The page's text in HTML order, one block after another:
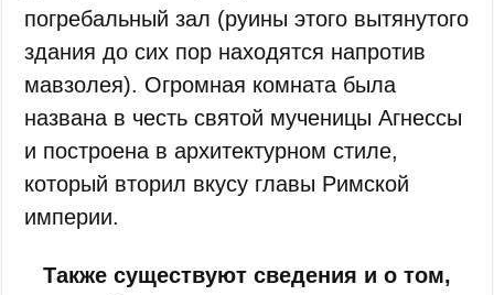
погребальный зал (руины этого вытянутого
здания до сих пор находятся напротив
мавзолея). Огромная комната была
названа в честь святой мученицы Агнессы
и построена в архитектурном стиле,
который вторил вкусу главы Римской
империи.
Также существуют сведения и о том,